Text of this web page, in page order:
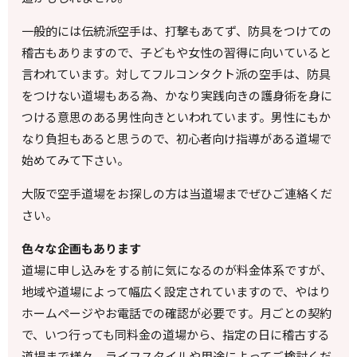
一般的には伝統派空手は、打撃もあてず、防具をつけての
稽古もありますので、子どもや女性の習得に向いていると
言われています。対してフルコンタクト派の空手は、防具
をつけない道場もある為、かなり実践向きの護身術を身に
つける意思のある男性向きといわれています。男性にもか
なり負担もあると思うので、初心者向け指導がある道場で
始めてみて下さい。
大阪で空手道場をお探しの方は当道場までぜひご連絡くだ
さい。
色々な企画もあります
道場に申し込みをする前に気になるのが料金体系ですが、
地域や道場によって幅広く設定されていますので、やはり
ホームページやお電話での確認が必要です。月ごとの契約
で、いつ行っても同料金の道場から、指定の日に稽古する